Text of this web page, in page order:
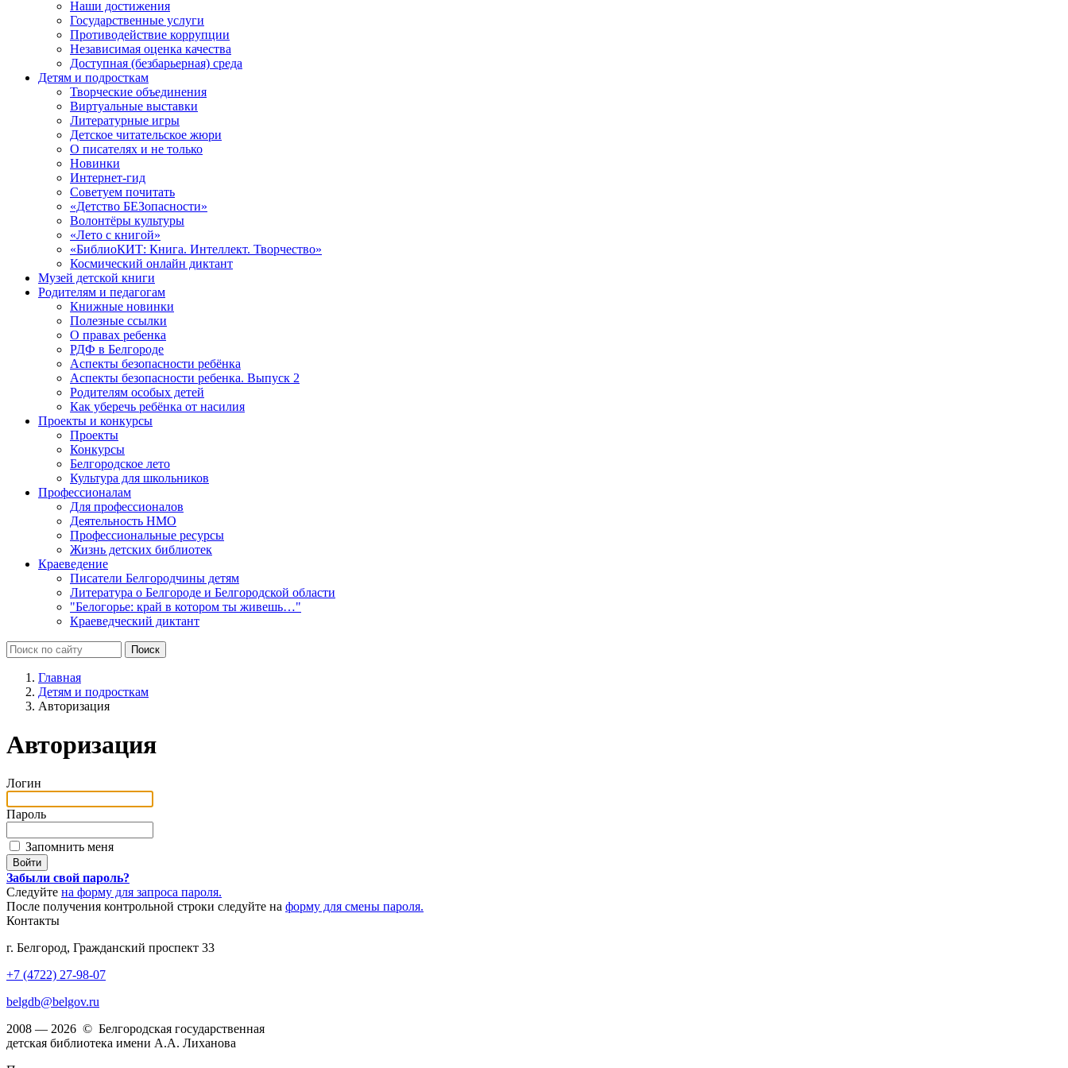
Наши достижения
Государственные услуги
Противодействие коррупции
Независимая оценка качества
Доступная (безбарьерная) среда
Детям и подросткам
Творческие объединения
Виртуальные выставки
Литературные игры
Детское читательское жюри
О писателях и не только
Новинки
Интернет-гид
Советуем почитать
«Детство БЕЗопасности»
Волонтёры культуры
«Лето с книгой»
«БиблиоКИТ: Книга. Интеллект. Творчество»
Космический онлайн диктант
Музей детской книги
Родителям и педагогам
Книжные новинки
Полезные ссылки
О правах ребенка
РДФ в Белгороде
Аспекты безопасности ребёнка
Аспекты безопасности ребенка. Выпуск 2
Родителям особых детей
Как уберечь ребёнка от насилия
Проекты и конкурсы
Проекты
Конкурсы
Белгородское лето
Культура для школьников
Профессионалам
Для профессионалов
Деятельность НМО
Профессиональные ресурсы
Жизнь детских библиотек
Краеведение
Писатели Белгородчины детям
Литература о Белгороде и Белгородской области
"Белогорье: край в котором ты живешь…"
Краеведческий диктант
Главная
Детям и подросткам
Авторизация
Авторизация
Логин
Пароль
Запомнить меня
Забыли свой пароль?
Следуйте на форму для запроса пароля.
После получения контрольной строки следуйте на форму для смены пароля.
Контакты
г. Белгород, Гражданский проспект 33
+7 (4722) 27-98-07
belgdb@belgov.ru
2008 — 2026 © Белгородская государственная
детская библиотека имени А.А. Лиханова